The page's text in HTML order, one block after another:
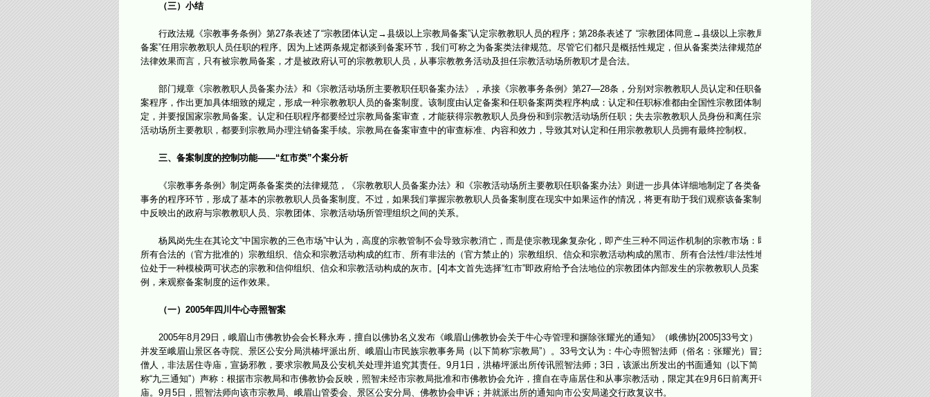
（三）小结
行政法规《宗教事务条例》第27条表述了“宗教团体认定→县级以上宗教局备案”认定宗教教职人员的程序；第28条表述了 “宗教团体同意→县级以上宗教局
备案”任用宗教教职人员任职的程序。因为上述两条规定都谈到备案环节，我们可称之为备案类法律规范。尽管它们都只是概括性规定，但从备案类法律规范的
法律效果而言，只有被宗教局备案，才是被政府认可的宗教教职人员，从事宗教教务活动及担任宗教活动场所教职才是合法。
部门规章《宗教教职人员备案办法》和《宗教活动场所主要教职任职备案办法》，承接《宗教事务条例》第27—28条，分别对宗教教职人员认定和任职备
案程序，作出更加具体细致的规定，形成一种宗教教职人员的备案制度。该制度由认定备案和任职备案两类程序构成：认定和任职标准都由全国性宗教团体制
定，并要报国家宗教局备案。认定和任职程序都要经过宗教局备案审查，才能获得宗教教职人员身份和到宗教活动场所任职；失去宗教教职人员身份和离任宗教
活动场所主要教职，都要到宗教局办理注销备案手续。宗教局在备案审查中的审查标准、内容和效力，导致其对认定和任用宗教教职人员拥有最终控制权。
三、备案制度的控制功能——“红市类”个案分析
《宗教事务条例》制定两条备案类的法律规范，《宗教教职人员备案办法》和《宗教活动场所主要教职任职备案办法》则进一步具体详细地制定了各类备案
事务的程序环节，形成了基本的宗教教职人员备案制度。不过，如果我们掌握宗教教职人员备案制度在现实中如果运作的情况，将更有助于我们观察该备案制度
中反映出的政府与宗教教职人员、宗教团体、宗教活动场所管理组织之间的关系。
杨凤岗先生在其论文“中国宗教的三色市场”中认为，高度的宗教管制不会导致宗教消亡，而是使宗教现象复杂化，即产生三种不同运作机制的宗教市场：即
所有合法的（官方批准的）宗教组织、信众和宗教活动构成的红市、所有非法的（官方禁止的）宗教组织、信众和宗教活动构成的黑市、所有合法性/非法性地
位处于一种模棱两可状态的宗教和信仰组织、信众和宗教活动构成的灰市。[4]本文首先选择“红市”即政府给予合法地位的宗教团体内部发生的宗教教职人员案
例，来观察备案制度的运作效果。
（一）2005年四川牛心寺照智案
2005年8月29日，峨眉山市佛教协会会长释永寿，擅自以佛协名义发布《峨眉山佛教协会关于牛心寺管理和摒除张耀光的通知》（峨佛协[2005]33号文），
并发至峨眉山景区各寺院、景区公安分局洪椿坪派出所、峨眉山市民族宗教事务局（以下简称“宗教局”）。33号文认为：牛心寺照智法师（俗名：张耀光）冒充
僧人，非法居住寺庙，宣扬邪教，要求宗教局及公安机关处理并追究其责任。9月1日，洪椿坪派出所传讯照智法师；3日，该派出所发出的书面通知（以下简
称“九三通知”）声称：根据市宗教局和市佛教协会反映，照智未经市宗教局批准和市佛教协会允许，擅自在寺庙居住和从事宗教活动，限定其在9月6日前离开寺
庙。9月5日，照智法师向该市宗教局、峨眉山管委会、景区公安分局、佛教协会申诉；并就派出所的通知向市公安局递交行政复议书。